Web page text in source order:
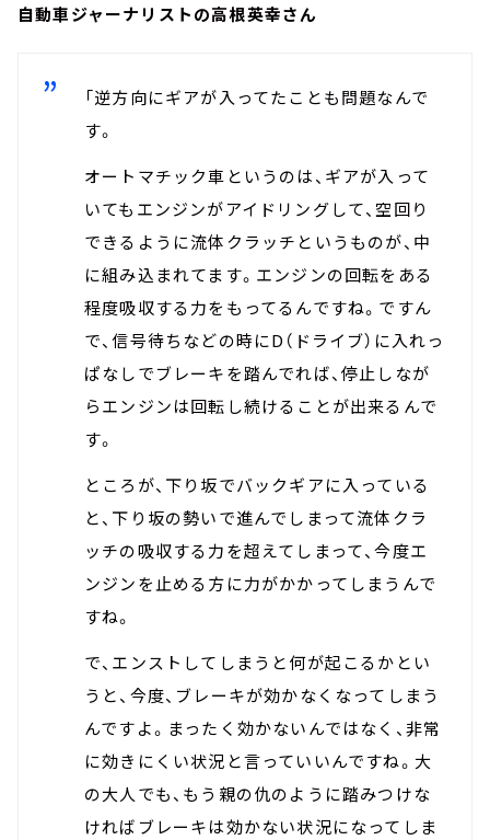
自動車ジャーナリストの高根英幸さん
「逆方向にギアが入ってたことも問題なんで
す。
オートマチック車というのは、ギアが入って
いてもエンジンがアイドリングして、空回り
できるように流体クラッチというものが、中
に組み込まれてます。エンジンの回転をある
程度吸収する力をもってるんですね。ですん
で、信号待ちなどの時にD（ドライブ）に入れっ
ぱなしでブレーキを踏んでれば、停止しなが
らエンジンは回転し続けることが出来るんで
す。
ところが、下り坂でバックギアに入っている
と、下り坂の勢いで進んでしまって流体クラ
ッチの吸収する力を超えてしまって、今度エ
ンジンを止める方に力がかかってしまうんで
すね。
で、エンストしてしまうと何が起こるかとい
うと、今度、ブレーキが効かなくなってしまう
んですよ。まったく効かないんではなく、非常
に効きにくい状況と言っていいんですね。大
の大人でも、もう親の仇のように踏みつけな
ければブレーキは効かない状況になってしま